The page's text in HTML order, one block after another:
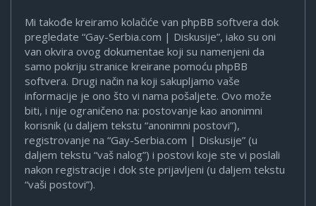
Mi takođe kreiramo kolačiće van phpBB softvera dok
pregledate “Gay-Serbia.com | Diskusije”, iako su oni
van okvira ovog dokumentae koji su namenjeni da
samo pokriju stranice kreirane pomoću phpBB
softvera. Drugi način na koji sakupljamo vaše
informacije je ono što vi nama pošaljete. Ovo može
biti, i nije ograničeno na: postovanje kao anonimni
korisnik (u daljem tekstu “anonimni postovi”),
registrovanje na “Gay-Serbia.com | Diskusije” (u
daljem tekstu “vaš nalog”) i postovi koje ste vi poslali
nakon registracije i dok ste prijavljeni (u daljem tekstu
“vaši postovi”).